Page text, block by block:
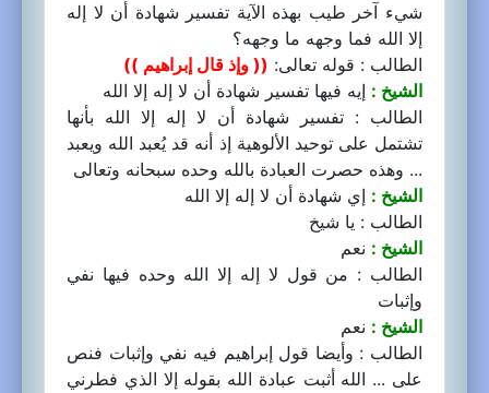
شيء آخر طيب بهذه الآية تفسير شهادة أن لا إله
إلا الله فما وجهه ما وجهه؟
الطالب : قوله تعالى: (( وإذ قال إبراهيم ))
الشيخ : إيه فيها تفسير شهادة أن لا إله إلا الله
الطالب : تفسير شهادة أن لا إله إلا الله بأنها
تشتمل على توحيد الألوهية إذ أنه قد يُعبد الله ويعبد
... وهذه حصرت العبادة بالله وحده سبحانه وتعالى
الشيخ : إي شهادة أن لا إله إلا الله
الطالب : يا شيخ
الشيخ : نعم
الطالب : من قول لا إله إلا الله وحده فيها نفي
وإثبات
الشيخ : نعم
الطالب : وأيضا قول إبراهيم فيه نفي وإثبات فنص
على ... الله أثبت عبادة الله بقوله إلا الذي فطرني